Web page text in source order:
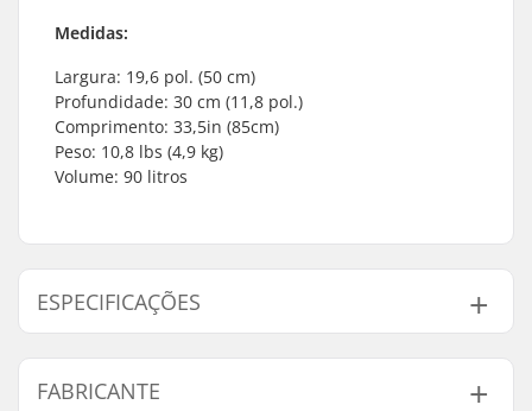
Medidas:
Largura: 19,6 pol. (50 cm)
Profundidade: 30 cm (11,8 pol.)
Comprimento: 33,5in (85cm)
Peso: 10,8 lbs (4,9 kg)
Volume: 90 litros
ESPECIFICAÇÕES
Volume:
90 l
Peso:
FABRICANTE